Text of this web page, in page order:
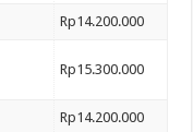
Rp14.200.000
Rp15.300.000
Rp14.200.000